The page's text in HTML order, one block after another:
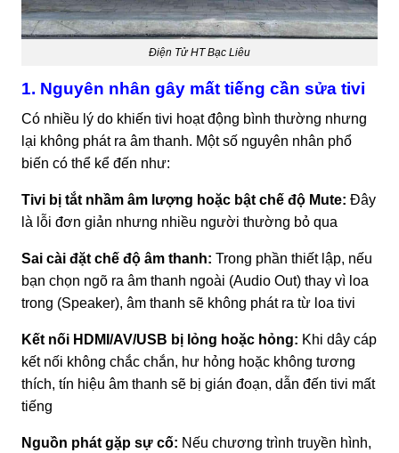
Điện Tử HT Bạc Liêu
1. Nguyên nhân gây mất tiếng cần sửa tivi
Có nhiều lý do khiến tivi hoạt động bình thường nhưng
lại không phát ra âm thanh. Một số nguyên nhân phổ
biến có thể kể đến như:
Tivi bị tắt nhầm âm lượng hoặc bật chế độ Mute: Đây
là lỗi đơn giản nhưng nhiều người thường bỏ qua
Sai cài đặt chế độ âm thanh: Trong phần thiết lập, nếu
bạn chọn ngõ ra âm thanh ngoài (Audio Out) thay vì loa
trong (Speaker), âm thanh sẽ không phát ra từ loa tivi
Kết nối HDMI/AV/USB bị lỏng hoặc hỏng: Khi dây cáp
kết nối không chắc chắn, hư hỏng hoặc không tương
thích, tín hiệu âm thanh sẽ bị gián đoạn, dẫn đến tivi mất
tiếng
Nguồn phát gặp sự cố: Nếu chương trình truyền hình,